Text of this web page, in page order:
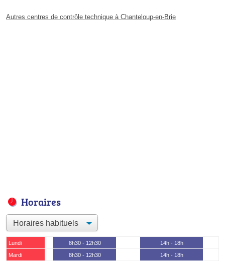
Autres centres de contrôle technique à Chanteloup-en-Brie
Horaires
Lundi 8h30 - 12h30
14h - 18h
Mardi
8h30 - 12h30
14h - 18h